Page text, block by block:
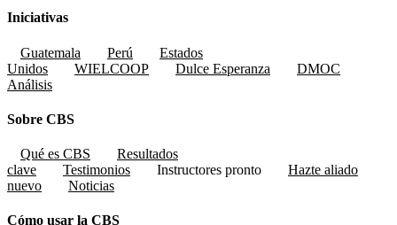
Iniciativas
Guatemala Perú
Estados
Unidos
WIELCOOP Dulce Esperanza
DMOC
Análisis
Sobre CBS
Qué es CBS
Resultados
clave
Testimonios Instructores pronto
Hazte aliado
nuevo
Noticias
Cómo usar la CBS